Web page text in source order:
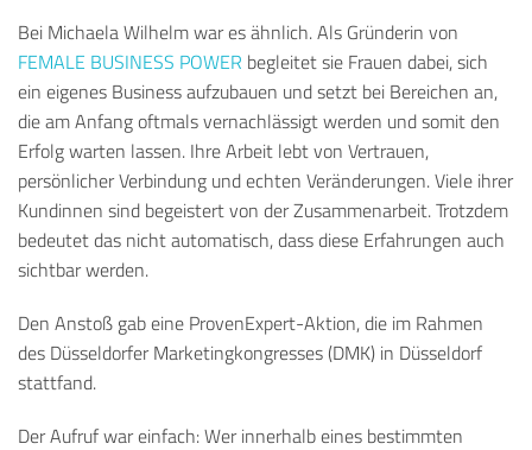
Bei Michaela Wilhelm war es ähnlich. Als Gründerin von
FEMALE BUSINESS POWER begleitet sie Frauen dabei, sich
ein eigenes Business aufzubauen und setzt bei Bereichen an,
die am Anfang oftmals vernachlässigt werden und somit den
Erfolg warten lassen. Ihre Arbeit lebt von Vertrauen,
persönlicher Verbindung und echten Veränderungen. Viele ihrer
Kundinnen sind begeistert von der Zusammenarbeit. Trotzdem
bedeutet das nicht automatisch, dass diese Erfahrungen auch
sichtbar werden.
Den Anstoß gab eine ProvenExpert-Aktion, die im Rahmen
des Düsseldorfer Marketingkongresses (DMK) in Düsseldorf
stattfand.
Der Aufruf war einfach: Wer innerhalb eines bestimmten